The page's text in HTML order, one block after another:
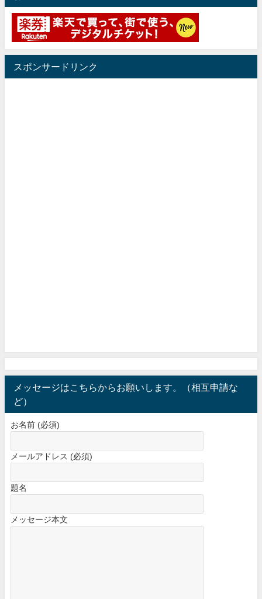
スポンサードリンク
メッセージはこちらからお願いします。（相互申請な
ど）
お名前 (必須)
メールアドレス (必須)
題名
メッセージ本文